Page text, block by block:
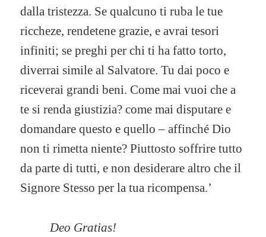
dalla tristezza. Se qualcuno ti ruba le tue
riccheze, rendetene grazie, e avrai tesori
infiniti; se preghi per chi ti ha fatto torto,
diverrai simile al Salvatore. Tu dai poco e
riceverai grandi beni. Come mai vuoi che a
te si renda giustizia? come mai disputare e
domandare questo e quello – affinché Dio
non ti rimetta niente? Piuttosto soffrire tutto
da parte di tutti, e non desiderare altro che il
Signore Stesso per la tua ricompensa.’
Deo Gratias!